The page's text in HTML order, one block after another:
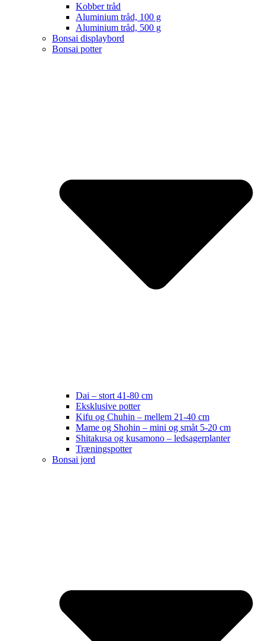
Kobber tråd
Aluminium tråd, 100 g
Aluminium tråd, 500 g
Bonsai displaybord
Bonsai potter
Dai – stort 41-80 cm
Eksklusive potter
Kifu og Chuhin – mellem 21-40 cm
Mame og Shohin – mini og småt 5-20 cm
Shitakusa og kusamono – ledsagerplanter
Træningspotter
Bonsai jord